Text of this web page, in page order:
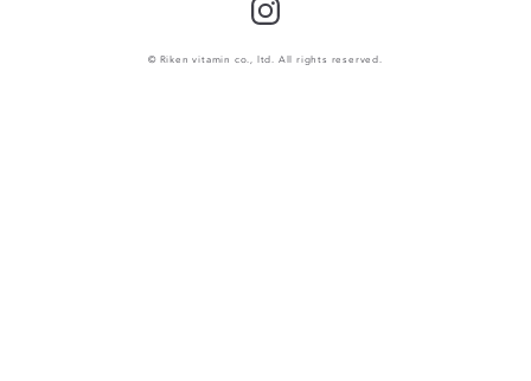
© Riken vitamin co., ltd. All rights reserved.